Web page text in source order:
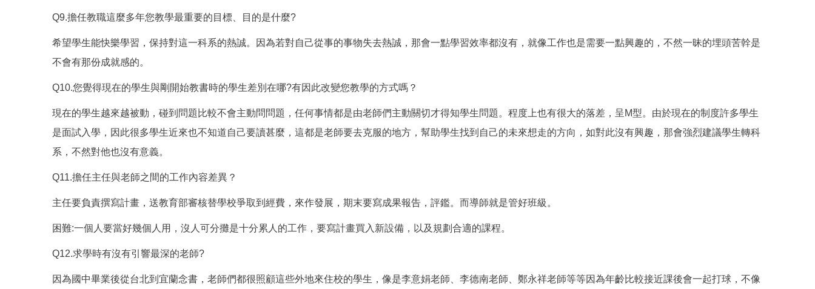
Q9.擔任教職這麼多年您教學最重要的目標、目的是什麼?
希望學生能快樂學習，保持對這一科系的熱誠。因為若對自己從事的事物失去熱誠，那會一點學習效率都沒有，就像工作也是需要一點興趣的，不然一昧的埋頭苦幹是
不會有那份成就感的。
Q10.您覺得現在的學生與剛開始教書時的學生差別在哪?有因此改變您教學的方式嗎？
現在的學生越來越被動，碰到問題比較不會主動問問題，任何事情都是由老師們主動關切才得知學生問題。程度上也有很大的落差，呈M型。由於現在的制度許多學生
是面試入學，因此很多學生近來也不知道自己要讀甚麼，這都是老師要去克服的地方，幫助學生找到自己的未來想走的方向，如對此沒有興趣，那會強烈建議學生轉科
系，不然對他也沒有意義。
Q11.擔任主任與老師之間的工作內容差異？
主任要負責撰寫計畫，送教育部審核替學校爭取到經費，來作發展，期末要寫成果報告，評鑑。而導師就是管好班級。
困難:一個人要當好幾個人用，沒人可分攤是十分累人的工作，要寫計畫買入新設備，以及規劃合適的課程。
Q12.求學時有沒有引響最深的老師?
因為國中畢業後從台北到宜蘭念書，老師們都很照顧這些外地來住校的學生，像是李意娟老師、李德南老師、鄭永祥老師等等因為年齡比較接近課後會一起打球，不像